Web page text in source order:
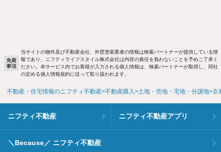
免責
事項
当サイトの物件及び不動産会社、外壁塗装業者の情報は検索パートナーが提供している情
報であり、ニフティライフスタイル株式会社は内容の責任を負わないことを予めご了承く
ださい。本サービス内でお客様が入力される個人情報は、検索パートナーが取得し、同社
の定める個人情報規約に従って取り扱われます。
不動産・住宅情報のニフティ不動産 不動産購入 土地・売地・宅地・分譲地 京
ニフティ不動産 ニフティ不動産アプリ
＼Because／ ニフティ不動産